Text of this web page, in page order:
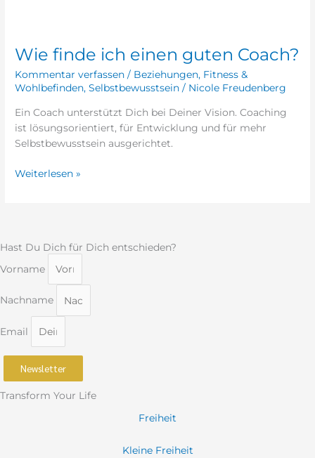
Wie finde ich einen guten Coach?
Kommentar verfassen / Beziehungen, Fitness &
Wohlbefinden,Selbstbewusstsein / Nicole Freudenberg
Ein Coach unterstützt Dich bei Deiner Vision. Coaching
ist lösungsorientiert, für Entwicklung und für mehr
Selbstbewusstsein ausgerichtet.
ich
guten
Weiterlesen »
Hast Du Dich für Dich entschieden?
Vorname
Nachname
Email
Newsletter
Transform Your Life
Freiheit
Kleine Freiheit